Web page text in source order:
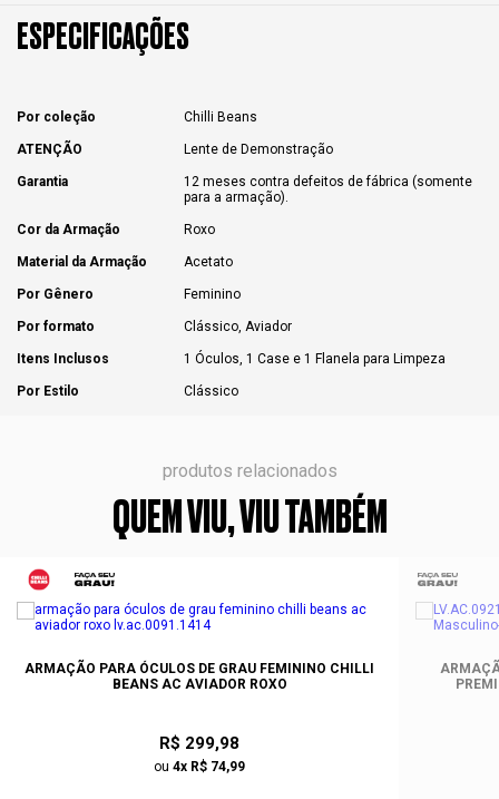
ESPECIFICAÇÕES
Por coleção Chilli Beans
ATENÇÃO Lente de Demonstração
Garantia
12 meses contra defeitos de fábrica (somente
para a armação).
Cor da Armação Roxo
Material da Armação Acetato
Por Gênero Feminino
Por formato Clássico, Aviador
Itens Inclusos 1 Óculos, 1 Case e 1 Flanela para Limpeza
Por Estilo Clássico
produtos relacionados
QUEM VIU, VIU TAMBÉM
ARMAÇÃO PARA ÓCULOS DE GRAU FEMININO CHILLI
BEANS AC AVIADOR ROXO
R$ 299,98
ou 4x R$ 74,99